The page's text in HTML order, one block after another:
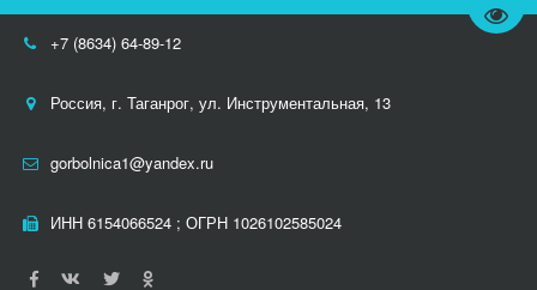
+7 (8634) 64-89-12
Россия, г. Таганрог, ул. Инструментальная, 13
gorbolnica1@yandex.ru
ИНН 6154066524 ; ОГРН 1026102585024